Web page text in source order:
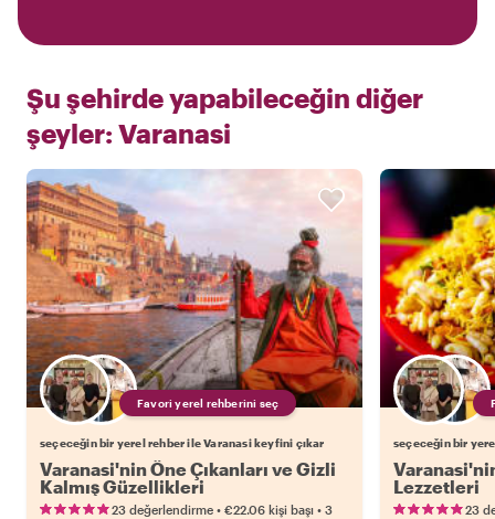
Şu şehirde yapabileceğin diğer
şeyler: Varanasi
Favori yerel rehberini seç
seçeceğin bir yerel rehber ile Varanasi keyfini çıkar
Varanasi'nin Öne Çıkanları ve Gizli
Kalmış Güzellikleri
23 değerlendirme • €22.06 kişi başı • 3
seçeceğin bir
Lezzetleri
23